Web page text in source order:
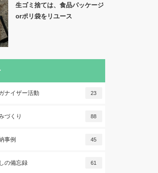
生ゴミ捨ては、食品パッケージ
orポリ袋をリユース
ナイザー活動 23
づくり 88
事例 45
の備忘録 61